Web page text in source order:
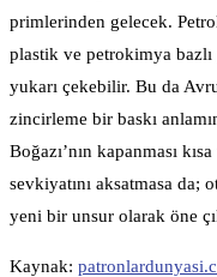
primlerinden gelecek.
plastik ve petrokimya
yukarı çekebilir. Bu da
zincirleme bir baskı
Boğazı’nın kapanması
sevkiyatını aksatmasa
yeni bir unsur olarak öne
Kaynak: